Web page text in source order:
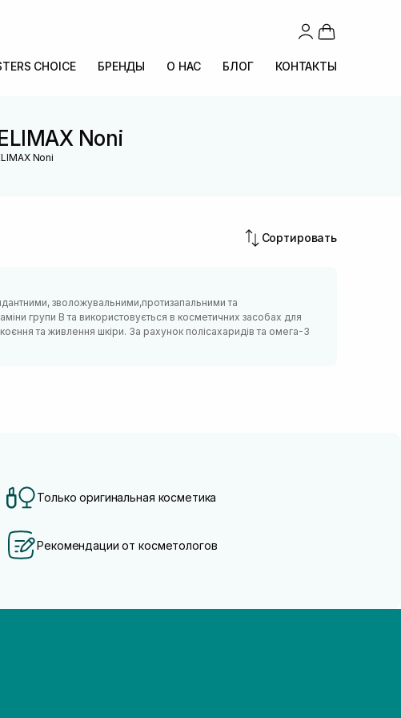
CHOICE БРЕНДЫ О НАС БЛОГ КОНТАКТЫ
Noni
Noni
Сортировать
зволожувальними,протизапальними та
групи В та використовується в косметичних засобах для
та живлення шкіри. За рахунок полісахаридів та омега-3
Только оригинальная косметика
Рекомендации от косметологов